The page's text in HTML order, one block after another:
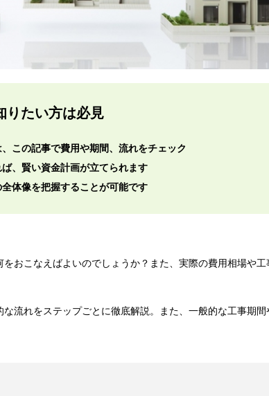
りたい方は必見
この記事で費用や期間、流れをチェック
、賢い資金計画が立てられます
体像を把握することが可能です
おこなえばよいのでしょうか？また、実際の費用相場や
流れをステップごとに徹底解説。また、一般的な工事期